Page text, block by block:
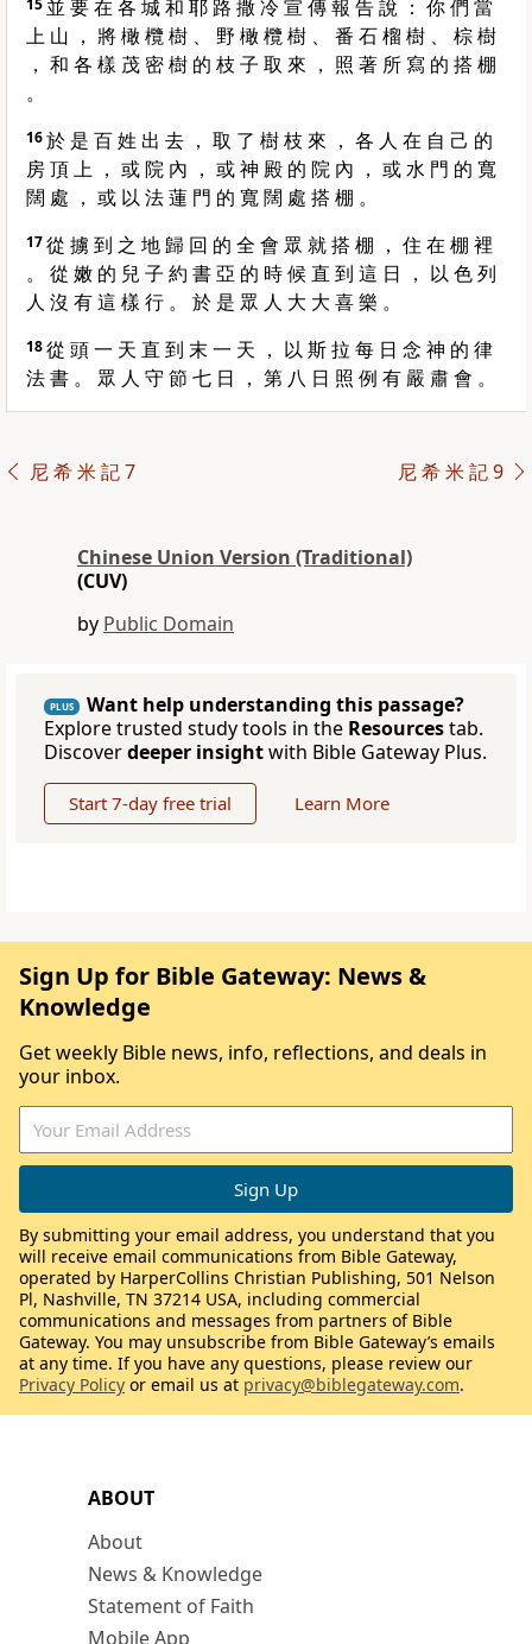
15 並 要 在 各 城 和 耶 路 撒 冷 宣 傳 報 告 說 ： 你 們 當
上 山 ， 將 橄 欖 樹 、 野 橄 欖 樹 、 番 石 榴 樹 、 棕 樹
， 和 各 樣 茂 密 樹 的 枝 子 取 來 ， 照 著 所 寫 的 搭 棚
。
16於 是 百 姓 出 去 ， 取 了 樹 枝 來 ， 各 人 在 自 己 的
房 頂 上 ， 或 院 內 ， 或 神 殿 的 院 內 ， 或 水 門 的 寬
闊 處 ， 或 以 法 蓮 門 的 寬 闊 處 搭 棚 。
17從 擄 到 之 地 歸 回 的 全 會 眾 就 搭 棚 ， 住 在 棚 裡
。 從 嫩 的 兒 子 約 書 亞 的 時 候 直 到 這 日 ， 以 色 列
人 沒 有 這 樣 行 。 於 是 眾 人 大 大 喜 樂 。
18從 頭 一 天 直 到 末 一 天 ， 以 斯 拉 每 日 念 神 的 律
法 書 。 眾 人 守 節 七 日 ， 第 八 日 照 例 有 嚴 肅 會 。
尼 希 米 記 7 尼 希 米 記 9
Chinese Union Version (Traditional)
(CUV)
by Public Domain
PLUS
Want help understanding this passage?
Explore trusted study tools in the Resourcestab.
Discoverdeeper insightwith Bible Gateway Plus.
Start 7-day free trial Learn More
ABOUT
About
News & Knowledge
Statement of Faith
Mobile App
Sign Up for Bible Gateway: News &
Knowledge
Get weekly Bible news, info, reflections, and deals in
your inbox.
By submitting your email address, you understand that you
will receive email communications from Bible Gateway,
operated by HarperCollins Christian Publishing, 501 Nelson
Pl, Nashville, TN 37214 USA, including commercial
communications and messages from partners of Bible
Gateway. You may unsubscribe from Bible Gateway’s emails
at any time. If you have any questions, please review our
Privacy Policy or email us at privacy@biblegateway.com.